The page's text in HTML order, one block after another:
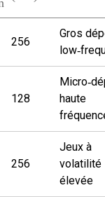
256
Gros
128
haute
256
Jeux à
volatilité
élevée